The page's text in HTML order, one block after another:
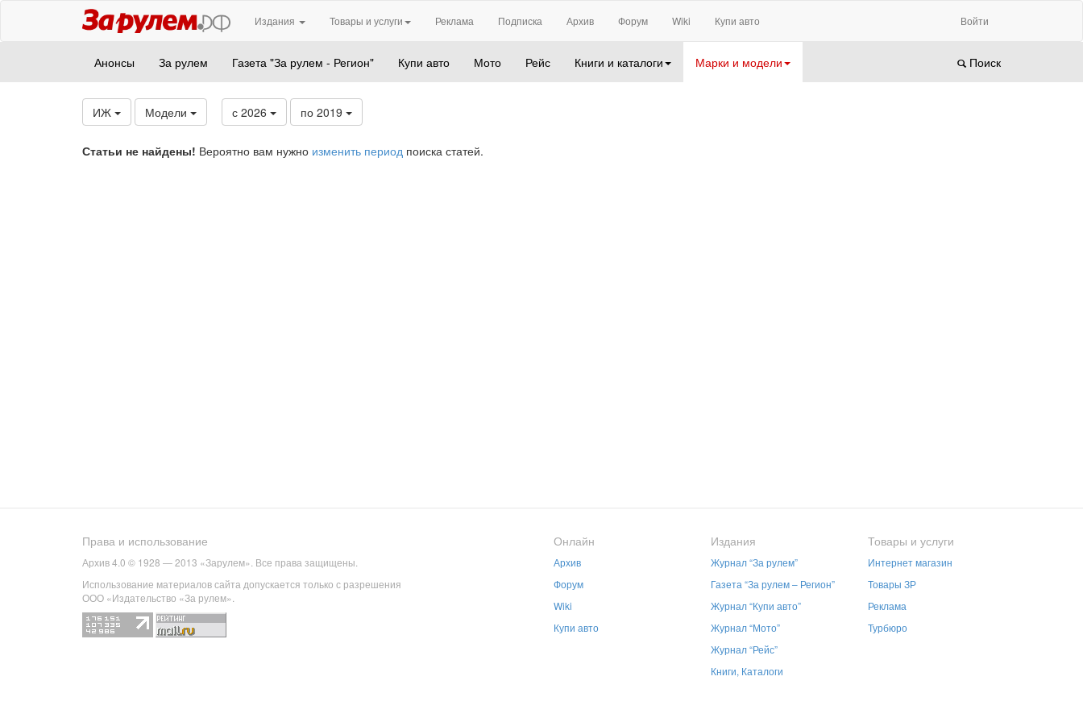
Издания Товары и услуги Реклама Подписка Архив Форум Wiki Купи авто Войти
Анонсы За рулем Газета "За рулем - Регион" Купи авто Мото Рейс Книги и каталоги Марки и модели Поиск
ИЖ Модели с 2026 по 2019
Статьи не найдены! Вероятно вам нужно изменить период поиска статей.
Права и использование
Архив 4.0 © 1928 — 2013 «Зарулем». Все права защищены.
Использование материалов сайта допускается только с разрешения
ООО «Издательство «За рулем».
Онлайн
Архив
Форум
Wiki
Купи авто
Издания
Журнал “За рулем”
Газета “За рулем – Регион”
Журнал “Купи авто”
Журнал “Мото”
Журнал “Рейс”
Книги, Каталоги
Товары и услуги
Интернет магазин
Товары ЗР
Реклама
Турбюро